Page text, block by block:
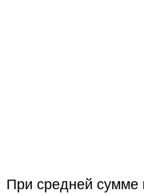
При средней сумме